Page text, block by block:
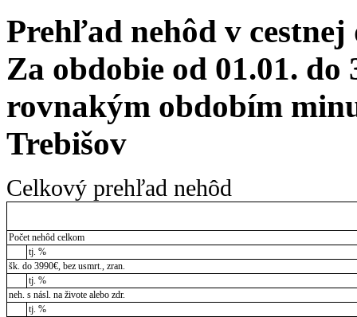
Prehľad nehôd v cestnej
Za obdobie od 01.01. do
rovnakým obdobím
Trebišov
Celkový prehľad nehôd
Počet nehôd celkom
tj. %
šk. do 3990€, bez usmrt., zran.
tj. %
neh. s násl. na živote alebo zdr.
tj. %